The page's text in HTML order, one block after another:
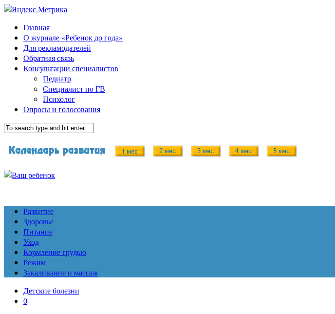
Главная
О журнале «Ребенок до года»
Для рекламодателей
Обратная связь
Консультации специалистов
Педиатр
Специалист по ГВ
Психолог
Опросы и голосования
Развитие
Здоровье
Питание
Уход
Кормление грудью
Режим
Закаливание и массаж
Детские болезни
0